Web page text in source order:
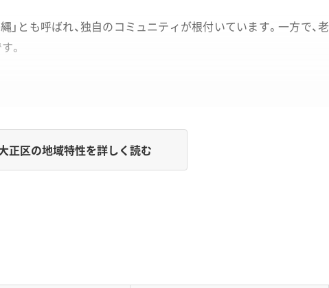
とも呼ばれ、独自のコミュニティが根付いています。一方で、老
。
地盤であるため、解体工事では搬出計画と重機選定が費用を大
リスクや、工事の振動が近隣に伝わりやすい点には注意が必要
正区の地域特性を詳しく読む